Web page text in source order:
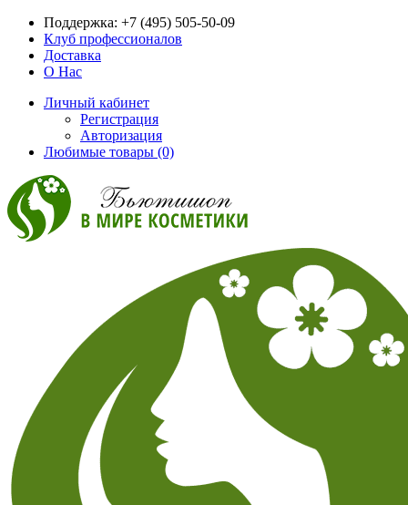
Поддержка: +7 (495) 505-50-09
Клуб профессионалов
Доставка
О Нас
Личный кабинет
Регистрация
Авторизация
Любимые товары (0)